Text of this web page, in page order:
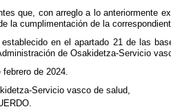
que, con arreglo a lo anteriormente
la cumplimentación de la
en el apartado 21 de las
de Osakidetza-Servicio
de 2024.
Servicio vasco de salud,